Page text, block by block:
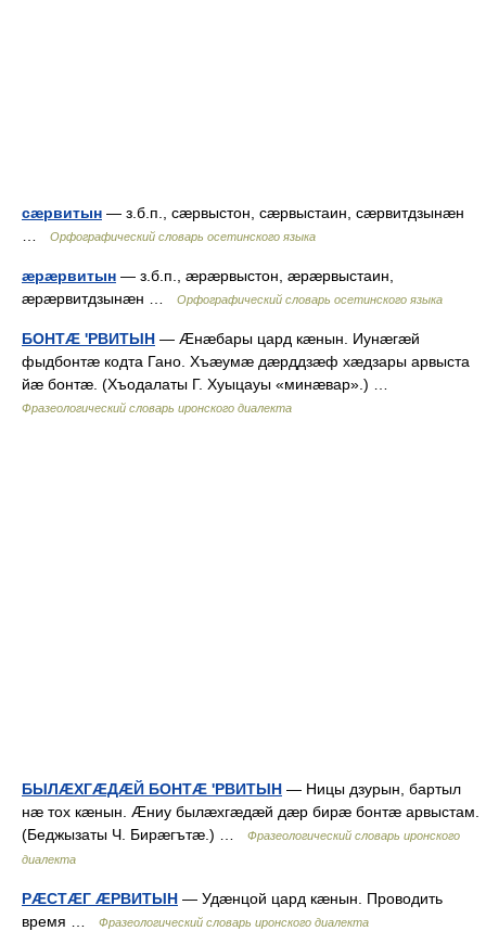
сæрвитын — з.б.п., сæрвыстон, сæрвыстаин, сæрвитдзынæн
Орфографический словарь осетинского языка
æрæрвитын — з.б.п., æрæрвыстон, æрæрвыстаин,
æрæрвитдзынæн …
Орфографический словарь осетинского языка
БОНТÆ 'РВИТЫН — Æнæбары цард кæнын. Иунæгæй
фыдбонтæ кодта Гано. Хъæумæ дæрддзæф хæдзары арвыста
йæ бонтæ. (Хъодалаты Г. Хуыцауы «минæвар».) …
Фразеологический словарь иронского диалекта
БЫЛÆХГÆДÆЙ БОНТÆ 'РВИТЫН — Ницы дзурын, бартыл
нæ тох кæнын. Æниу былæхгæдæй дæр бирæ бонтæ арвыстам.
(Беджызаты Ч. Бирæгътæ.) …
Фразеологический словарь иронского
диалекта
РÆСТÆГ ÆРВИТЫН — Удæнцой цард кæнын. Проводить
время …
Фразеологический словарь иронского диалекта